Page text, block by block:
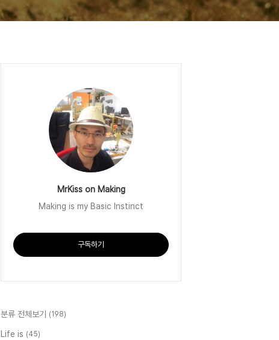
MrKiss on Making
Making is my Basic Instinct
구독하기
분류 전체보기 (198)
Life is (45)